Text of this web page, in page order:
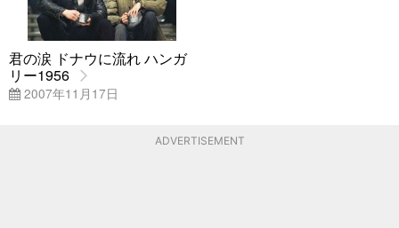
君の涙 ドナウに流れ ハンガ
リー1956
2007年11月17日
ADVERTISEMENT